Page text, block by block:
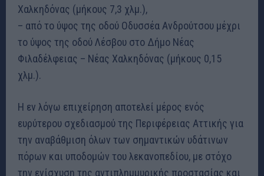
Χαλκηδόνας (μήκους 7,3 χλμ.),
– από το ύψος της οδού Οδυσσέα Ανδρούτσου μέχρι
το ύψος της οδού Λέσβου στο Δήμο Νέας
Φιλαδέλφειας – Νέας Χαλκηδόνας (μήκους 0,15
χλμ.).
Η εν λόγω επιχείρηση αποτελεί μέρος ενός
ευρύτερου σχεδιασμού της Περιφέρειας Αττικής για
την αναβάθμιση όλων των σημαντικών υδάτινων
πόρων και υποδομών του λεκανοπεδίου, με στόχο
την ενίσχυση της αντιπλημμυρικής προστασίας και